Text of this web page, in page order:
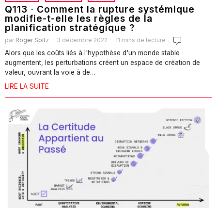
Q113 · Comment la rupture systémique
modifie-t-elle les règles de la
planification stratégique ?
par Roger Spitz 3 décembre 2022 11 mins de lecture
Alors que les coûts liés à l'hypothèse d'un monde stable
augmentent, les perturbations créent un espace de création de
valeur, ouvrant la voie à de…
LIRE LA SUITE